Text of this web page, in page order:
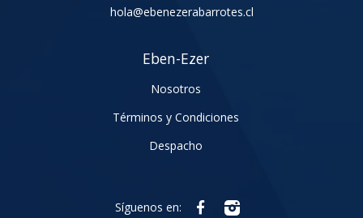
hola@ebenezerabarrotes.cl
Eben-Ezer
Nosotros
Términos y Condiciones
Despacho
Síguenos en: